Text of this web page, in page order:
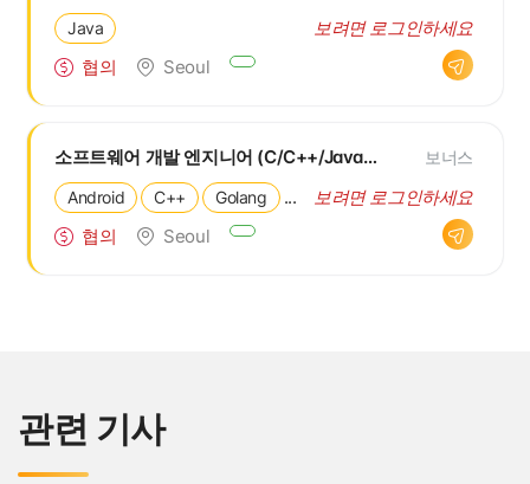
Java
협의 Seoul
보려면 로그인하세요
소프트웨어 개발 엔지니어 (C/C++/Java/Golang/Android/iOS)
Android C++ Golang
...
협의
Seoul
보너스
보려면 로그인하세요
관련 기사